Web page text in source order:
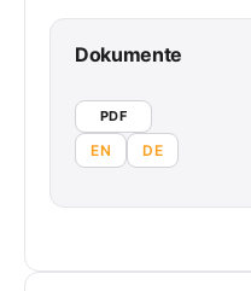
Dokumente
PDF
EN DE